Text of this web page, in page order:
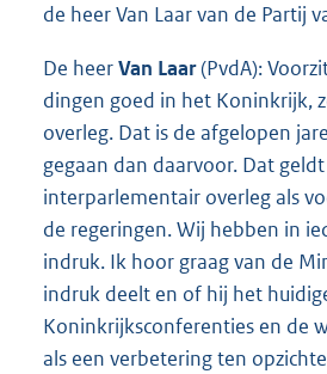
de heer Van Laar van de Partij
De heerVan Laar(PvdA):
dingen goed in het Koninkrijk,
overleg. Dat is de afgelopen
gegaan dan daarvoor. Dat
interparlementair overleg als
de regeringen. Wij hebben in
indruk. Ik hoor graag van de
indruk deelt en of hij het
Koninkrijksconferenties en de
als een verbetering ten